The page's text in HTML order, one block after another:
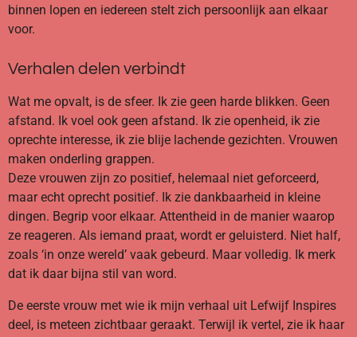
binnen lopen en iedereen stelt zich persoonlijk aan elkaar
voor.
Verhalen delen verbindt
Wat me opvalt, is de sfeer. Ik zie geen harde blikken. Geen
afstand. Ik voel ook geen afstand. Ik zie openheid, ik zie
oprechte interesse, ik zie blije lachende gezichten. Vrouwen
maken onderling grappen.
Deze vrouwen zijn zo positief, helemaal niet geforceerd,
maar echt oprecht positief. Ik zie dankbaarheid in kleine
dingen. Begrip voor elkaar. Attentheid in de manier waarop
ze reageren. Als iemand praat, wordt er geluisterd. Niet half,
zoals ‘in onze wereld’ vaak gebeurd. Maar volledig. Ik merk
dat ik daar bijna stil van word.
De eerste vrouw met wie ik mijn verhaal uit Lefwijf Inspires
deel, is meteen zichtbaar geraakt. Terwijl ik vertel, zie ik haar